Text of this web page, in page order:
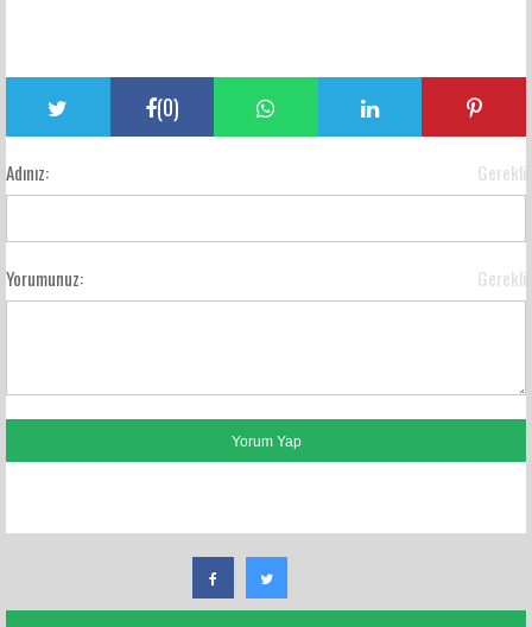
(0)
Adınız: Gerekli
Yorumunuz: Gerekli